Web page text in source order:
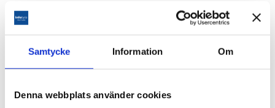
Samtycke Information Om
Denna webbplats använder cookies
Lördagen den 12 januari utförs planerat underhåll
mellan cirka kl 04-06. Kortare störningar i
driftstjänsterna kan förekomma
Share this entry